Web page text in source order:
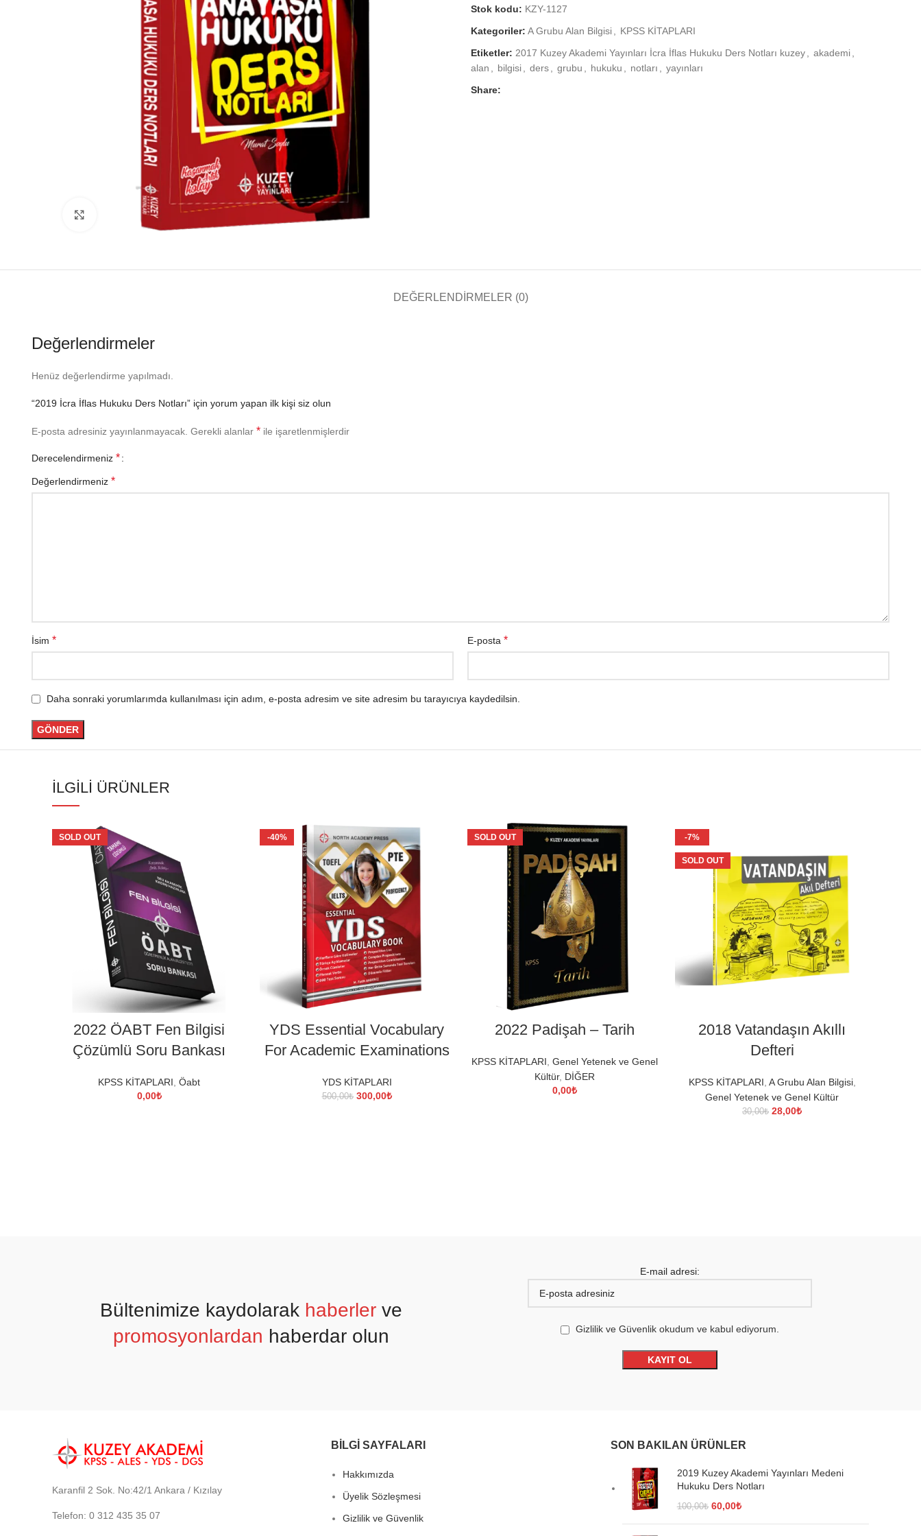
Click to enlarge
Stok kodu: KZY-1127
Kategoriler: A Grubu Alan Bilgisi
KPSS KİTAPLARI
Etiketler: 2017 Kuzey Akademi Yayınları İcra İflas Hukuku Ders Notları kuzey akademi
alan
bilgisi ders grubu hukuku notları
yayınları
Share:
DEĞERLENDIRMELER (0)
Değerlendirmeler
Henüz değerlendirme yapılmadı.
“2019 İcra İflas Hukuku Ders Notları” için yorum yapan ilk kişi siz olun
E-posta adresiniz yayınlanmayacak. Gerekli alanlar * ile işaretlenmişlerdir
Derecelendirmeniz *
Değerlendirmeniz *
İsim * E-posta *
Daha sonraki yorumlarımda kullanılması için adım, e-posta adresim ve site adresim bu tarayıcıya kaydedilsin.
İLGILI ÜRÜNLER
SOLD OUT
2022 ÖABT Fen Bilgisi
Çözümlü Soru Bankası
KPSS KİTAPLARI, Öabt
0,00₺
-40%
YDS Essential Vocabulary
For Academic Examinations
YDS KİTAPLARI
500,00₺ Orijinal
300,00₺Şu
SOLD OUT
2022 Padişah – Tarih
KPSS KİTAPLARI, Genel Yetenek ve Genel
Kültür, DİĞER
0,00₺
-7%
SOLD OUT
2018 Vatandaşın Akıllı
Defteri
KPSS KİTAPLARI, A Grubu Alan Bilgisi,
Genel Yetenek ve Genel Kültür
30,00₺ Orijinal
28,00₺Şu
Bültenimize kaydolarak haberler ve
promosyonlardan haberdar olun
E-mail adresi:
Gizlilik ve Güvenlik okudum ve kabul ediyorum.
Karanfil 2 Sok. No:42/1 Ankara / Kızılay
Telefon: 0 312 435 35 07
BİLGİ SAYFALARI
Hakkımızda
Üyelik Sözleşmesi
Gizlilik ve Güvenlik
SON BAKILAN ÜRÜNLER
2019 Kuzey Akademi Yayınları Medeni
Hukuku Ders Notları
100,00₺ Orijinal
60,00₺Şu